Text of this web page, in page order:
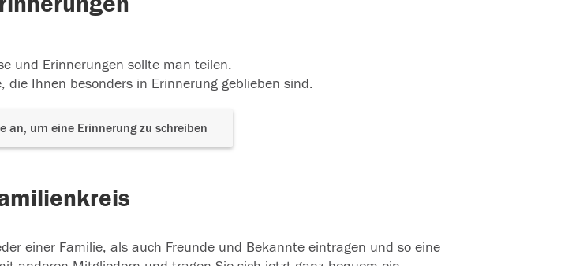
und Erinnerungen sollte man teilen.
die Ihnen besonders in Erinnerung geblieben sind.
an, um eine Erinnerung zu schreiben
einer Familie, als auch Freunde und Bekannte eintragen und so eine